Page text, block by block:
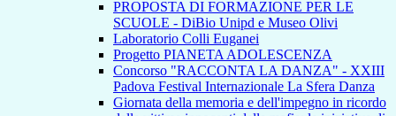
PROPOSTA DI FORMAZIONE PER LE
SCUOLE - DiBio Unipd e Museo Olivi
Laboratorio Colli Euganei
Progetto PIANETA ADOLESCENZA
Concorso "RACCONTA LA DANZA" - XXIII
Padova Festival Internazionale La Sfera Danza
Giornata della memoria e dell'impegno in ricordo